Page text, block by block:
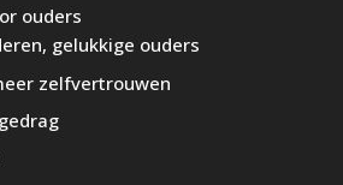
ouders
gelukkige ouders
zelfvertrouwen